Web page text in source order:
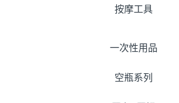
按摩工具
一次性用品
空瓶系列